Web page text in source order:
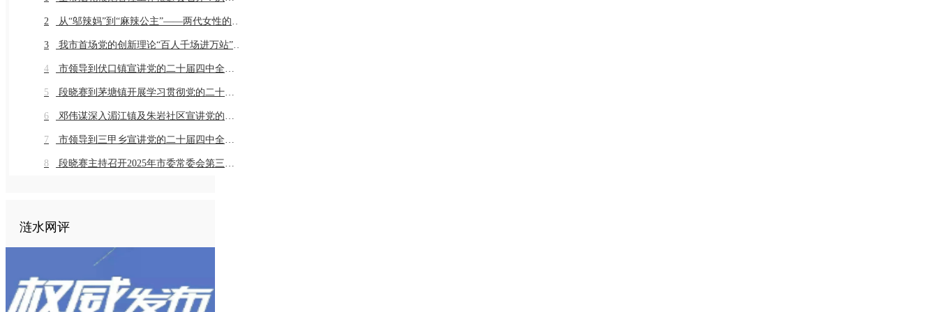
2 从“邬辣妈”到“麻辣公主”——两代女性的乡土奔赴与辣味传承
3 我市首场党的创新理论“百人千场进万站”示范宣讲在同兴村举行
4 市领导到伏口镇宣讲党的二十届四中全会精神
5 段晓赛到茅塘镇开展学习贯彻党的二十届四中全会精神市委宣讲团宣讲座谈活动
6 邓伟谋深入湄江镇及朱岩社区宣讲党的二十届四中全会精神
7 市领导到三甲乡宣讲党的二十届四中全会精神
8 段晓赛主持召开2025年市委常委会第三十一次会议
涟水网评